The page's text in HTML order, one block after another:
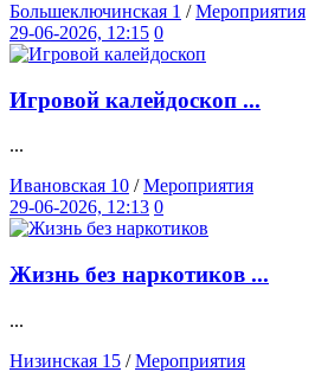
Большеключинская 1 /Мероприятия
29-06-2026, 12:15 0
Игровой калейдоскоп ...
...
Ивановская 10 /Мероприятия
29-06-2026, 12:13 0
Жизнь без наркотиков ...
...
Низинская 15 /Мероприятия